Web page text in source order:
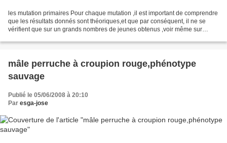
les mutation primaires Pour chaque mutation ,il est important de comprendre
que les résultats donnés sont théoriques,et que par conséquent, il ne se
vérifient que sur un grands nombres de jeunes obtenus ,voir même sur
mâle perruche à croupion rouge,phénotype
sauvage
Publié le 05/06/2008 à 20:10
Par esga-jose